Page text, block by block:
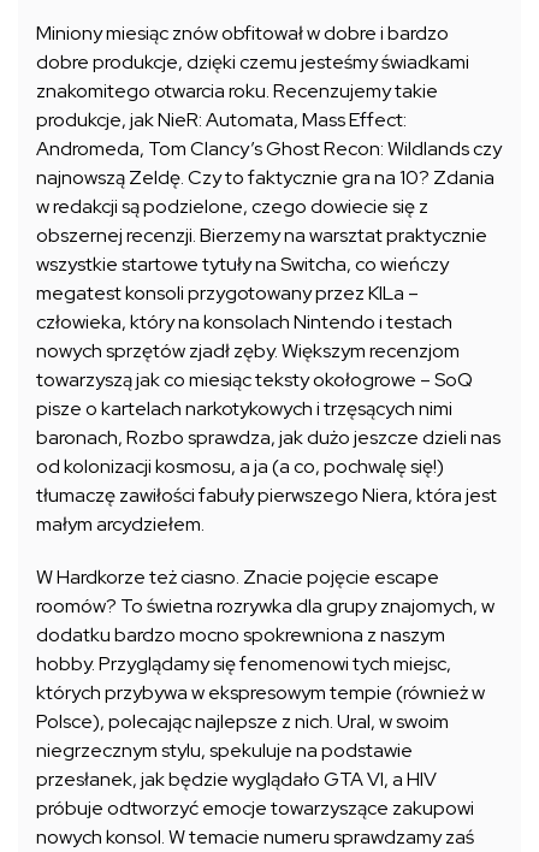
Miniony miesiąc znów obfitował w dobre i bardzo
dobre produkcje, dzięki czemu jesteśmy świadkami
znakomitego otwarcia roku. Recenzujemy takie
produkcje, jak NieR: Automata, Mass Effect:
Andromeda, Tom Clancy’s Ghost Recon: Wildlands czy
najnowszą Zeldę. Czy to faktycznie gra na 10? Zdania
w redakcji są podzielone, czego dowiecie się z
obszernej recenzji. Bierzemy na warsztat praktycznie
wszystkie startowe tytuły na Switcha, co wieńczy
megatest konsoli przygotowany przez KILa –
człowieka, który na konsolach Nintendo i testach
nowych sprzętów zjadł zęby. Większym recenzjom
towarzyszą jak co miesiąc teksty okołogrowe – SoQ
pisze o kartelach narkotykowych i trzęsących nimi
baronach, Rozbo sprawdza, jak dużo jeszcze dzieli nas
od kolonizacji kosmosu, a ja (a co, pochwalę się!)
tłumaczę zawiłości fabuły pierwszego Niera, która jest
małym arcydziełem.
W Hardkorze też ciasno. Znacie pojęcie escape
roomów? To świetna rozrywka dla grupy znajomych, w
dodatku bardzo mocno spokrewniona z naszym
hobby. Przyglądamy się fenomenowi tych miejsc,
których przybywa w ekspresowym tempie (również w
Polsce), polecając najlepsze z nich. Ural, w swoim
niegrzecznym stylu, spekuluje na podstawie
przesłanek, jak będzie wyglądało GTA VI, a HIV
próbuje odtworzyć emocje towarzyszące zakupowi
nowych konsol. W temacie numeru sprawdzamy zaś